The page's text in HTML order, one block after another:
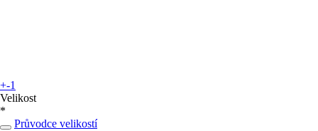
+-1
Velikost
*
Průvodce velikostí